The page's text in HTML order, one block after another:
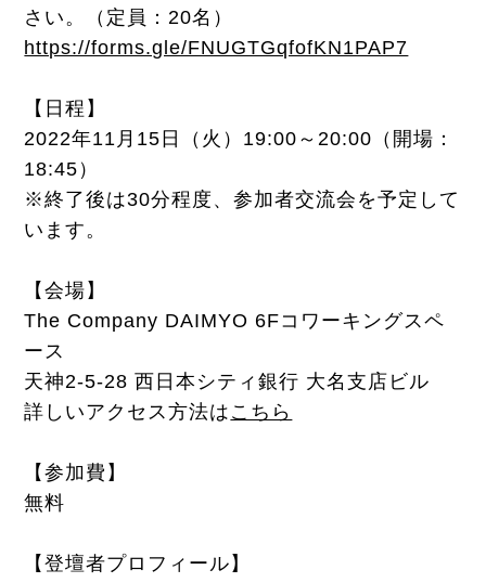
さい。（定員：20名）
https://forms.gle/FNUGTGqfofKN1PAP7
【日程】
2022年11月15日（火）19:00～20:00（開場：
18:45）
※終了後は30分程度、参加者交流会を予定して
います。
【会場】
The Company DAIMYO 6Fコワーキングスペ
ース
天神2-5-28 西日本シティ銀行 大名支店ビル
詳しいアクセス方法は こちら
【参加費】
無料
【登壇者プロフィール】